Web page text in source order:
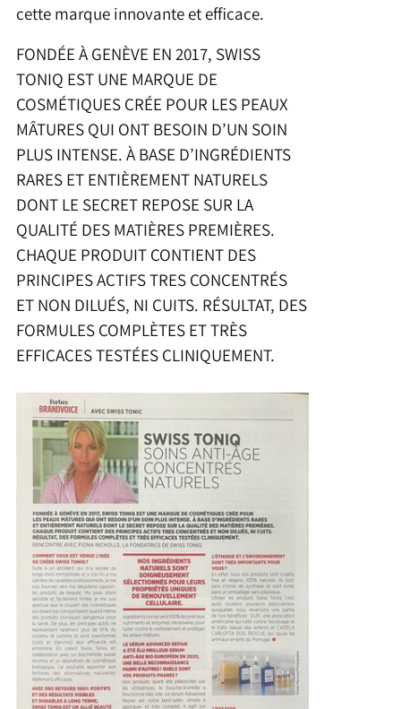
cette marque innovante et efficace.
FONDÉE À GENÈVE EN 2017, SWISS
TONIQ EST UNE MARQUE DE
COSMÉTIQUES CRÉE POUR LES PEAUX
MÂTURES QUI ONT BESOIN D’UN SOIN
PLUS INTENSE. À BASE D’INGRÉDIENTS
RARES ET ENTIÈREMENT NATURELS
DONT LE SECRET REPOSE SUR LA
QUALITÉ DES MATIÈRES PREMIÈRES.
CHAQUE PRODUIT CONTIENT DES
PRINCIPES ACTIFS TRES CONCENTRÉS
ET NON DILUÉS, NI CUITS. RÉSULTAT, DES
FORMULES COMPLÈTES ET TRÈS
EFFICACES TESTÉES CLINIQUEMENT.